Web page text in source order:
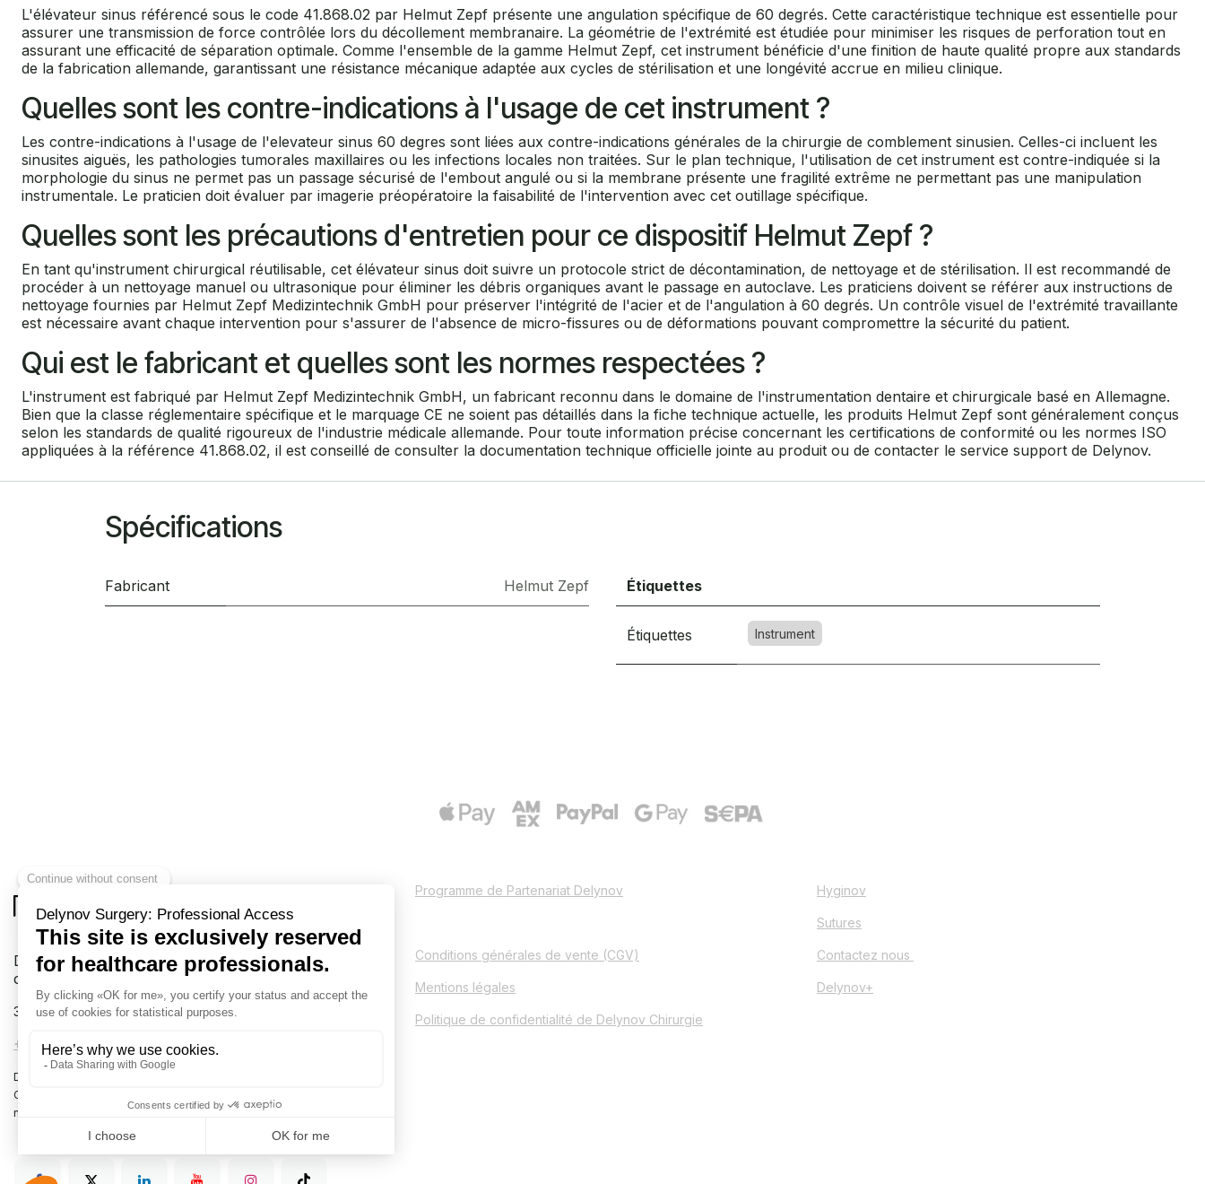
L'élévateur sinus référencé sous le code 41.868.02 par Helmut Zepf présente une angulation spécifique de 60 degrés. Cette caractéristique technique est essentielle pour
assurer une transmission de force contrôlée lors du décollement membranaire. La géométrie de l'extrémité est étudiée pour minimiser les risques de perforation tout en
assurant une efficacité de séparation optimale. Comme l'ensemble de la gamme Helmut Zepf, cet instrument bénéficie d'une finition de haute qualité propre aux standards
de la fabrication allemande, garantissant une résistance mécanique adaptée aux cycles de stérilisation et une longévité accrue en milieu clinique.
Quelles sont les contre-indications à l'usage de cet instrument ?
Les contre-indications à l'usage de l'elevateur sinus 60 degres sont liées aux contre-indications générales de la chirurgie de comblement sinusien. Celles-ci incluent les
sinusites aiguës, les pathologies tumorales maxillaires ou les infections locales non traitées. Sur le plan technique, l'utilisation de cet instrument est contre-indiquée si la
morphologie du sinus ne permet pas un passage sécurisé de l'embout angulé ou si la membrane présente une fragilité extrême ne permettant pas une manipulation
instrumentale. Le praticien doit évaluer par imagerie préopératoire la faisabilité de l'intervention avec cet outillage spécifique.
Quelles sont les précautions d'entretien pour ce dispositif Helmut Zepf ?
En tant qu'instrument chirurgical réutilisable, cet élévateur sinus doit suivre un protocole strict de décontamination, de nettoyage et de stérilisation. Il est recommandé de
procéder à un nettoyage manuel ou ultrasonique pour éliminer les débris organiques avant le passage en autoclave. Les praticiens doivent se référer aux instructions de
nettoyage fournies par Helmut Zepf Medizintechnik GmbH pour préserver l'intégrité de l'acier et de l'angulation à 60 degrés. Un contrôle visuel de l'extrémité travaillante
est nécessaire avant chaque intervention pour s'assurer de l'absence de micro-fissures ou de déformations pouvant compromettre la sécurité du patient.
Qui est le fabricant et quelles sont les normes respectées ?
L'instrument est fabriqué par Helmut Zepf Medizintechnik GmbH, un fabricant reconnu dans le domaine de l'instrumentation dentaire et chirurgicale basé en Allemagne.
Bien que la classe réglementaire spécifique et le marquage CE ne soient pas détaillés dans la fiche technique actuelle, les produits Helmut Zepf sont généralement conçus
selon les standards de qualité rigoureux de l'industrie médicale allemande. Pour toute information précise concernant les certifications de conformité ou les normes ISO
appliquées à la référence 41.868.02, il est conseillé de consulter la documentation technique officielle jointe au produit ou de contacter le service support de Delynov.
Spécifications
Fabricant Helmut Zepf Étiquettes
Étiquettes Instrument
Delynov Chirurgie votre fournisseur exclusif en
chirurgie
31 rue Boulay de la Meurthe 88000 EPINAL France
+33 (0)3 72 54 02 57-info@delynov.fr
Dispositifs médicaux à destination des professionnels de la santé.
Classe I, II et III. Lire attentivement les instructions figurant dans les
notices et manuels d’utilisation.
Programme de Partenariat Delynov
Conditions générales de vente (CGV)
Mentions légales
Politique de confidentialité de Delynov Chirurgie
Hyginov
Sutures
Contactez nous
Delynov+